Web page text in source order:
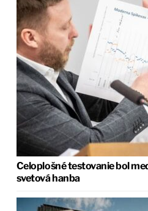
Celoplošné testovanie bol
svetová hanba